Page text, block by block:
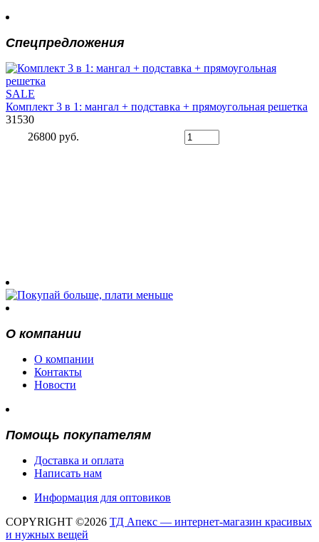
Спецпредложения
SALE
Комплект 3 в 1: мангал + подставка + прямоугольная решетка
31530
26800 руб.
О компании
О компании
Контакты
Новости
Помощь покупателям
Доставка и оплата
Написать нам
Информация для оптовиков
COPYRIGHT ©2026 ТД Апекс — интернет-магазин красивых
и нужных вещей